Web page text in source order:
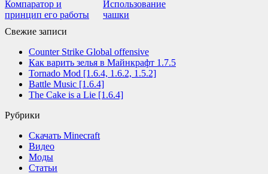
Компаратор и
принцип его работы
Использование
чашки
Свежие записи
Counter Strike Global offensive
Как варить зелья в Майнкрафт 1.7.5
Tornado Mod [1.6.4, 1.6.2, 1.5.2]
Battle Music [1.6.4]
The Cake is a Lie [1.6.4]
Рубрики
Cкачать Minecraft
Видео
Моды
Статьи